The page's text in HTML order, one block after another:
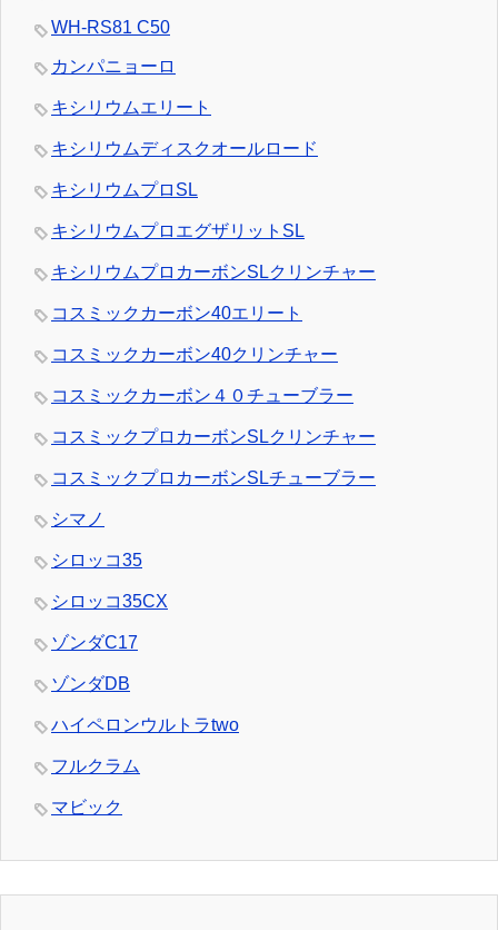
WH-RS81 C50
カンパニョーロ
キシリウムエリート
キシリウムディスクオールロード
キシリウムプロSL
キシリウムプロエグザリットSL
キシリウムプロカーボンSLクリンチャー
コスミックカーボン40エリート
コスミックカーボン40クリンチャー
コスミックカーボン４０チューブラー
コスミックプロカーボンSLクリンチャー
コスミックプロカーボンSLチューブラー
シマノ
シロッコ35
シロッコ35CX
ゾンダC17
ゾンダDB
ハイペロンウルトラtwo
フルクラム
マビック